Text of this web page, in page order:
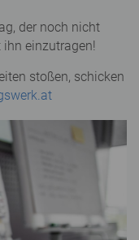
der noch nicht
ihn einzutragen!
stoßen, schicken